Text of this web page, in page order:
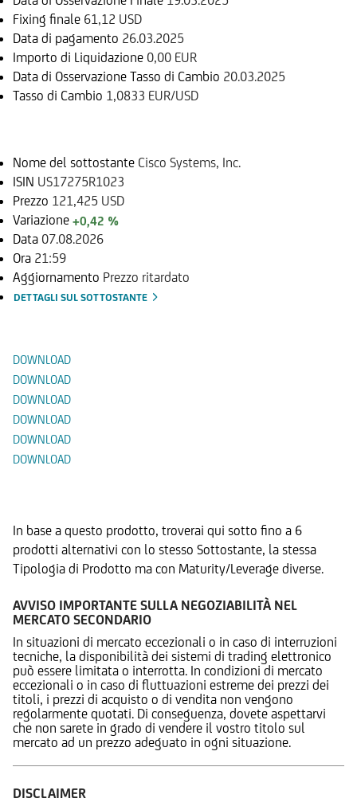
Fixing finale 61,12 USD
Data di pagamento 26.03.2025
Importo di Liquidazione 0,00 EUR
Data di Osservazione Tasso di Cambio 20.03.2025
Tasso di Cambio 1,0833 EUR/USD
Nome del sottostante Cisco Systems, Inc.
ISIN US17275R1023
Prezzo 121,425 USD
Variazione +0,42 %
Data 07.08.2026
Ora 21:59
Aggiornamento Prezzo ritardato
DETTAGLI SUL SOTTOSTANTE
DOWNLOAD
DOWNLOAD
DOWNLOAD
DOWNLOAD
DOWNLOAD
DOWNLOAD
In base a questo prodotto, troverai qui sotto fino a 6
prodotti alternativi con lo stesso Sottostante, la stessa
Tipologia di Prodotto ma con Maturity/Leverage diverse.
AVVISO IMPORTANTE SULLA NEGOZIABILITÀ NEL
MERCATO SECONDARIO
In situazioni di mercato eccezionali o in caso di interruzioni
tecniche, la disponibilità dei sistemi di trading elettronico
può essere limitata o interrotta. In condizioni di mercato
eccezionali o in caso di fluttuazioni estreme dei prezzi dei
titoli, i prezzi di acquisto o di vendita non vengono
regolarmente quotati. Di conseguenza, dovete aspettarvi
che non sarete in grado di vendere il vostro titolo sul
mercato ad un prezzo adeguato in ogni situazione.
DISCLAIMER